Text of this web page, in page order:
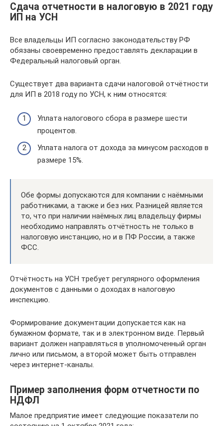
Сдача отчетности в налоговую в 2021 году
ИП на УСН
Все владельцы ИП согласно законодательству РФ
обязаны своевременно предоставлять декларации в
Федеральный налоговый орган.
Существует два варианта сдачи налоговой отчётности
для ИП в 2018 году по УСН, к ним относятся:
Уплата налогового сбора в размере шести
процентов.
Уплата налога от дохода за минусом расходов в
размере 15%.
Обе формы допускаются для компании с наёмными
работниками, а также и без них. Разницей является
то, что при наличии наёмных лиц владельцу фирмы
необходимо направлять отчётность не только в
налоговую инстанцию, но и в ПФ России, а также
ФСС.
Отчётность на УСН требует регулярного оформления
документов с данными о доходах в налоговую
инспекцию.
Формирование документации допускается как на
бумажном формате, так и в электронном виде. Первый
вариант должен направляться в уполномоченный орган
лично или письмом, а второй может быть отправлен
через интернет-каналы.
Пример заполнения форм отчетности по
НДФЛ
Малое предприятие имеет следующие показатели по